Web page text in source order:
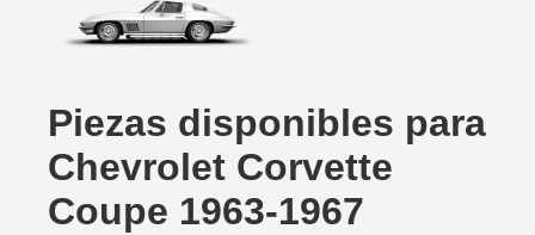
Piezas disponibles para
Chevrolet Corvette
Coupe 1963-1967